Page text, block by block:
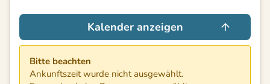
Kalender anzeigen
Bitte beachten
Ankunftszeit wurde nicht ausgewählt.